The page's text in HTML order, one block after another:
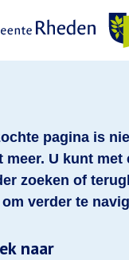
pagina is
meer. U kunt met
zoeken of
verder te
naar